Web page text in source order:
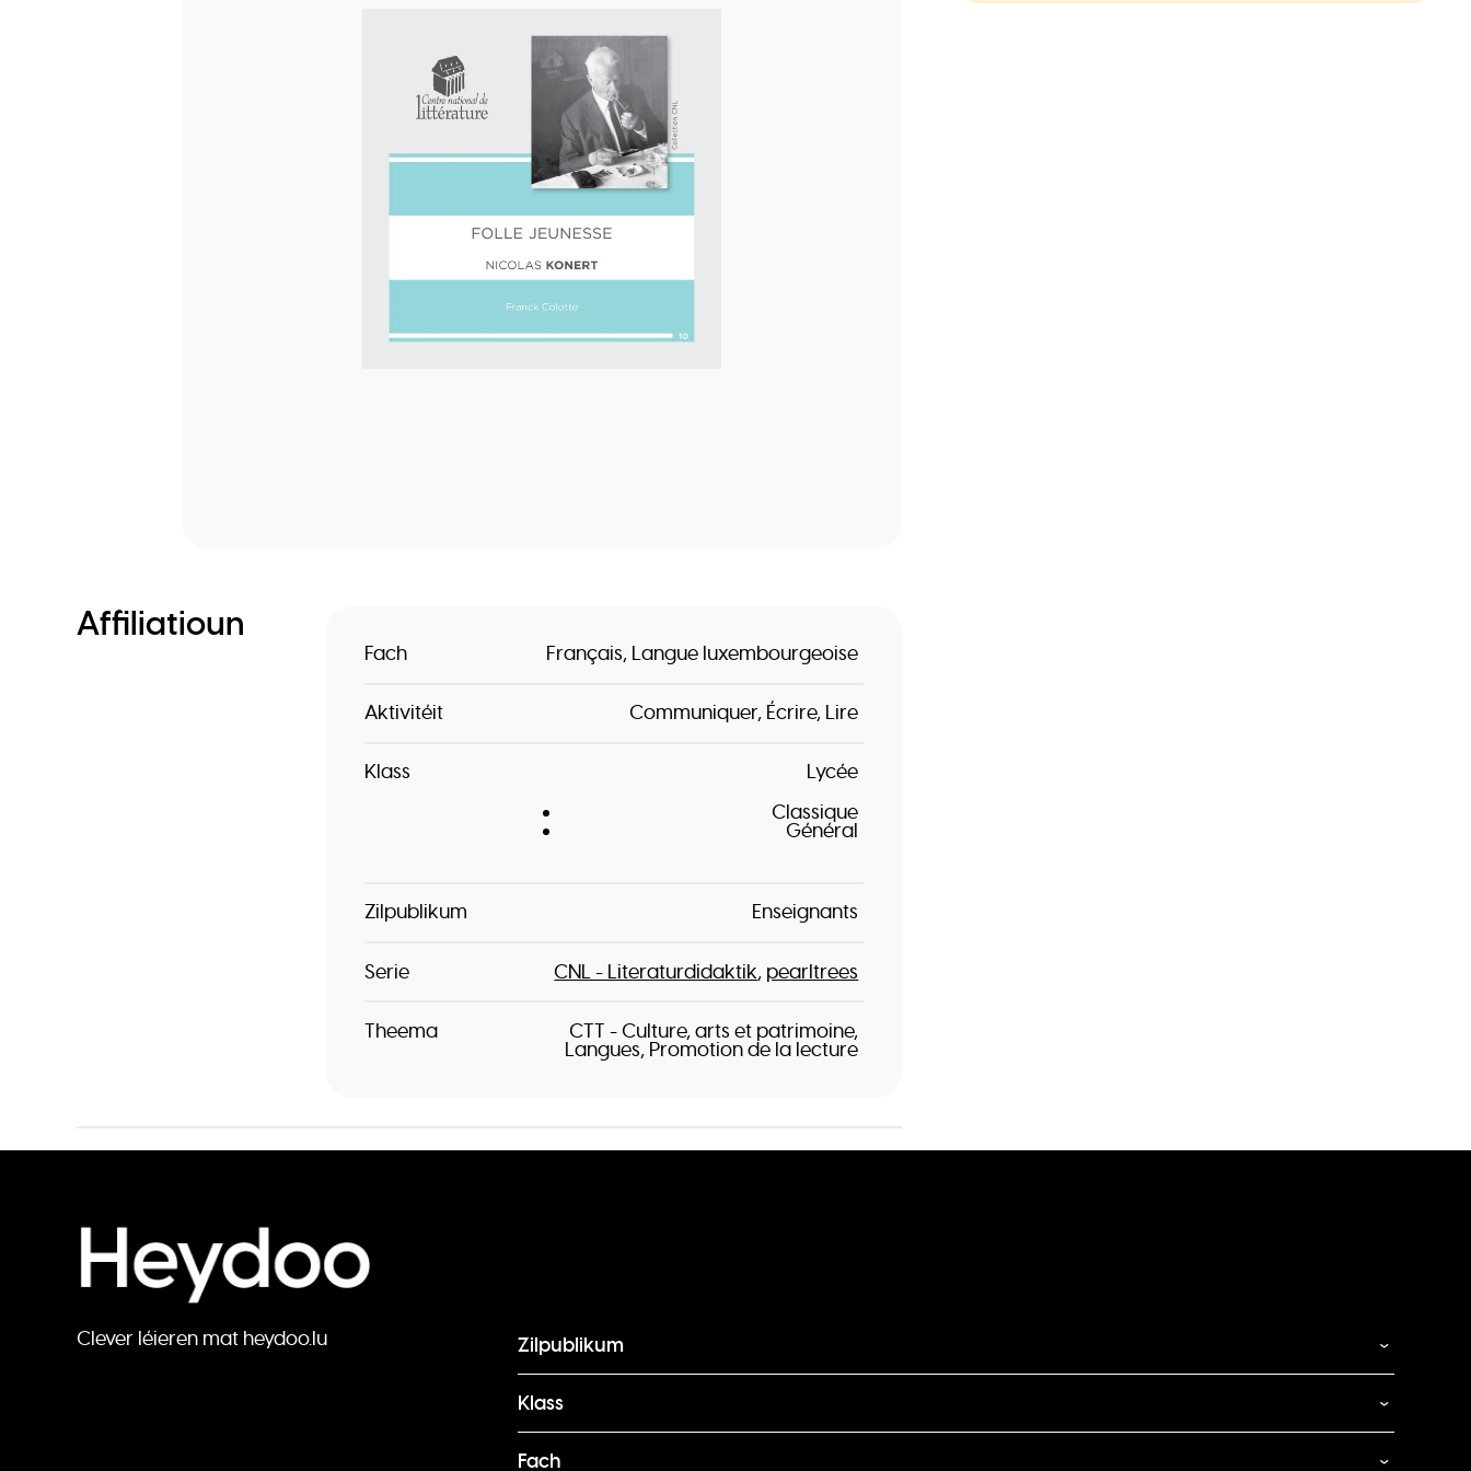
Affiliatioun
Fach Français Langue luxembourgeoise
Aktivitéit Communiquer Écrire Lire
Klass
Lycée
Classique
Général
Zilpublikum Enseignants
Serie CNL - Literaturdidaktik pearltrees
Theema CTT - Culture, arts et patrimoine
Langues Promotion de la lecture
Clever léieren mat heydoo.lu Zilpublikum
Klass
Fach